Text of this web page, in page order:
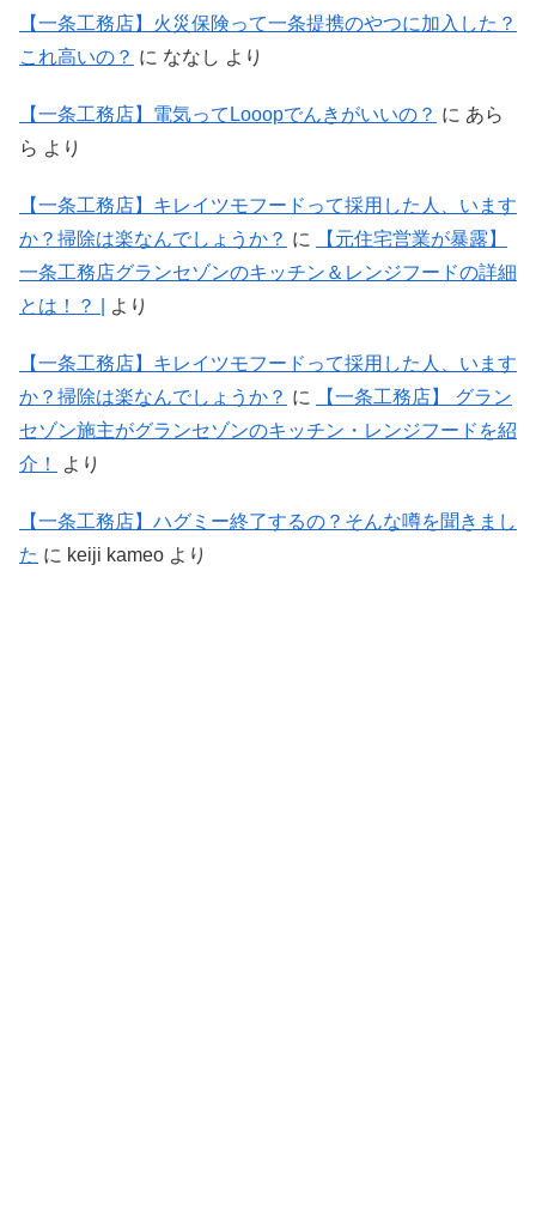
【一条工務店】火災保険って一条提携のやつに加入した？
これ高いの？ に ななし より
【一条工務店】電気ってLooopでんきがいいの？ に あら
ら より
【一条工務店】キレイツモフードって採用した人、います
か？掃除は楽なんでしょうか？ に
【元住宅営業が暴露】
一条工務店グランセゾンのキッチン＆レンジフードの詳細
とは！？ |
より
【一条工務店】キレイツモフードって採用した人、います
か？掃除は楽なんでしょうか？ に
【一条工務店】 グラン
セゾン施主がグランセゾンのキッチン・レンジフードを紹
介！
より
【一条工務店】ハグミー終了するの？そんな噂を聞きまし
た に keiji kameo より